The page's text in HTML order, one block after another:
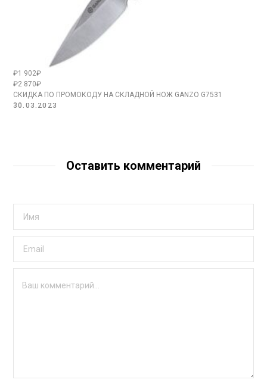
₽1 902₽
₽2 870₽
СКИДКА ПО ПРОМОКОДУ НА СКЛАДНОЙ НОЖ GANZO G7531
30.03.2023
Оставить комментарий